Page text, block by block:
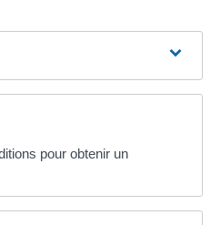
pour obtenir un